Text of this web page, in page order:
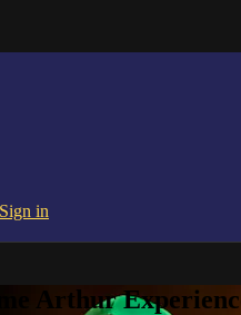
Sign in
Arthur